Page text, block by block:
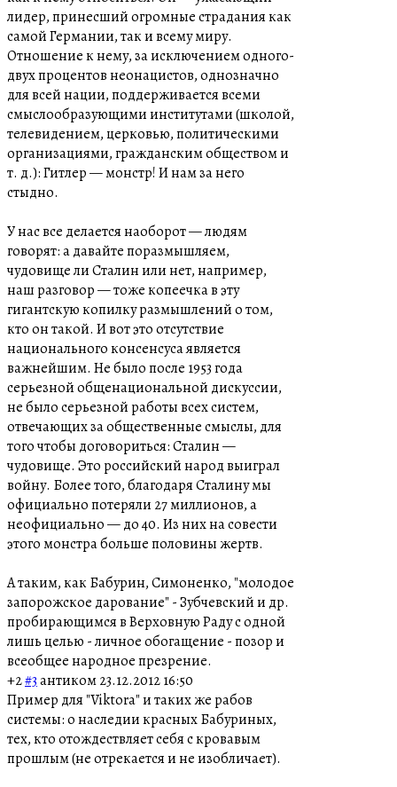
лидер, принесший огромные страдания как
самой Германии, так и всему миру.
Отношение к нему, за исключением одного-
двух процентов неонацистов, однозначно
для всей нации, поддерживается всеми
смыслообразующими институтами (школой,
телевидением, церковью, политическими
организациями, гражданским обществом и
т. д.): Гитлер — монстр! И нам за него
стыдно.
У нас все делается наоборот — людям
говорят: а давайте поразмышляем,
чудовище ли Сталин или нет, например,
наш разговор — тоже копеечка в эту
гигантскую копилку размышлений о том,
кто он такой. И вот это отсутствие
национального консенсуса является
важнейшим. Не было после 1953 года
серьезной общенациональной дискуссии,
не было серьезной работы всех систем,
отвечающих за общественные смыслы, для
того чтобы договориться: Сталин —
чудовище. Это российский народ выиграл
войну. Более того, благодаря Сталину мы
официально потеряли 27 миллионов, а
неофициально — до 40. Из них на совести
этого монстра больше половины жертв.
А таким, как Бабурин, Симоненко, "молодое
запорожское дарование" - Зубчевский и др.
пробирающимся в Верховную Раду с одной
лишь целью - личное обогащение - позор и
всеобщее народное презрение.
+2#3антиком23.12.2012 16:50
Пример для "Viktorа" и таких же рабов
системы: о наследии красных Бабуриных,
тех, кто отождествляет себя с кровавым
прошлым (не отрекается и не изобличает).